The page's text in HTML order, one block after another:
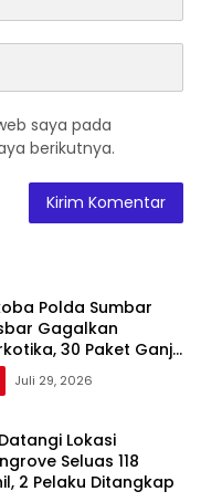
saya pada
berikutnya.
Polda Sumbar
Gagalkan
30 Paket Ganja
Disita
Juli 29, 2026
Lokasi
Seluas 118
2 Pelaku Ditangkap